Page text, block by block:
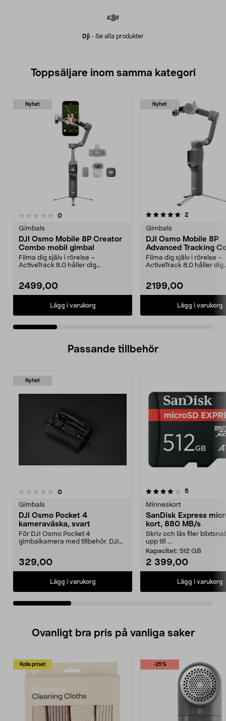
Dji - Se alla produkter
Toppsäljare inom samma kategori
Nyhet
0recensioner
Gimbals
DJI Osmo Mobile 8P Creator
Combo mobil gimbal
Filma dig själv i rörelse –
ActiveTrack 8.0 håller dig
2499,00
Lägg i varukorg
Nyhet
5.0 av 5 stjärnor 2
Gimbals
DJI Osmo Mobile 8P
Advanced Tracking
Kit
Filma dig själv i rörelse –
ActiveTrack 8.0 håller dig
2199,00
Lägg i varukorg
0.0 av 5 stjärnor
Passande tillbehör
Nyhet
0recensioner
Gimbals
DJI Osmo Pocket 4
kameraväska, svart
För DJI Osmo Pocket 4
gimbalkamera med tillbehör. DJI
329,00
Lägg i varukorg
4.0av 5 stjärnor 5recensioner
Minneskort
SanDisk Express
kort, 880 MB/s
Skriv och läs filer
upp till ...
Kapacitet: 512 GB
2 399,00
Lägg i varukorg
0.0 av 5 stjärnor
Ovanligt bra pris på vanliga saker
Kolla priset -25%